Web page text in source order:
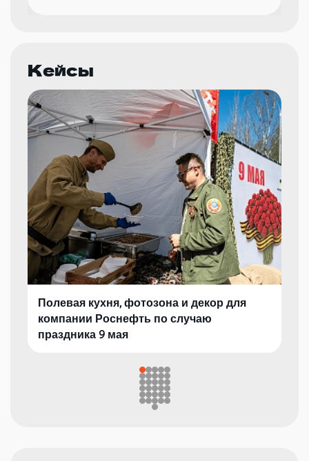
Кейсы
Полевая кухня, фотозона и декор для
компании Роснефть по случаю
праздника 9 мая